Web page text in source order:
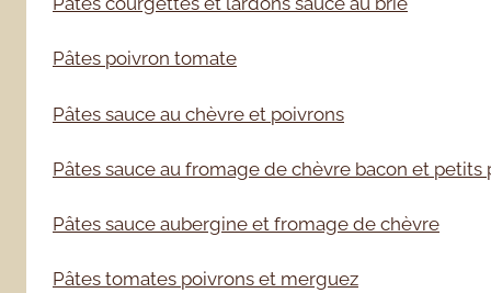
Pâtes poivron tomate
Pâtes sauce au chèvre et poivrons
Pâtes sauce au fromage de chèvre bacon et petits
Pâtes sauce aubergine et fromage de chèvre
Pâtes tomates poivrons et merguez